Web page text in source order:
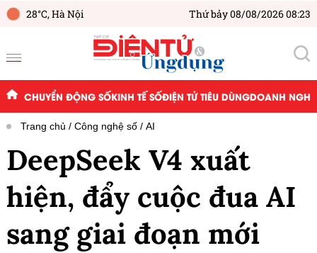
28°C,Hà Nội Thứ bảy 08/08/2026 08:23
CHUYỂN ĐỘNG SỐKINH TẾ SỐĐIỆN TỬ TIÊU DÙNGDOANH
Trang chủ Công nghệ số AI
DeepSeek V4 xuất
hiện, đẩy cuộc đua AI
sang giai đoạn mới